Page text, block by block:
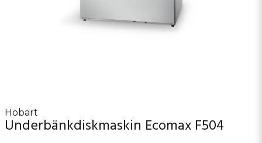
Hobart
Underbänkdiskmaskin Ecomax F504